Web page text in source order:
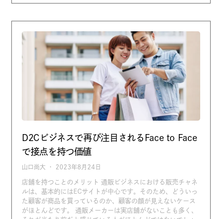
D2Cビジネスで再び注目されるFace to Face
で接点を持つ価値
山口尚大 2023年8月24日
店舗を持つことのメリット 通販ビジネスにおける販売チャネ
ルは、基本的にはECサイトが中心です。そのため、どういっ
た顧客が商品を買っているのか、顧客の顔が見えないケース
がほとんどです。 通販メーカーは実店舗がないことも多く、